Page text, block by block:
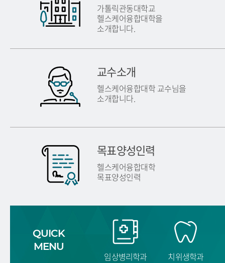
가톨릭관동대학교
헬스케어융합대학을
소개합니다.
교수소개
헬스케어융합대학 교수님을
소개합니다.
목표양성인력
헬스케어융합대학
목표양성인력
QUICK
MENU
임상병리학과
치위생학과